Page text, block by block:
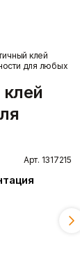
Ленты
для
клей
для любых
Арт. 1317215